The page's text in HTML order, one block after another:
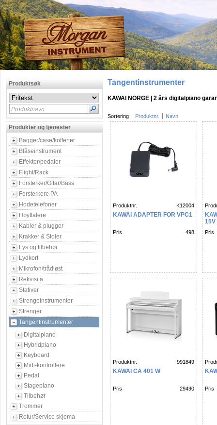
Produktsøk
Produktnavn
Produkter og tjenester
Bagger/case/kofferter
Blåseinstrument
Effekter/pedaler
Flight/Rack
Forsterker/Gitar/Bass
Forsterkere PA
Hodetelefoner
Høyttalere
Kabler & plugger
Krakker & Stoler
Lys og tilbehør
Lydkort
Mikrofon/trådløst
Rekvisita
Stativer
Strengeinstrumenter
Strenger
Tangentinstrumenter
Digitalpiano
Hybridpiano
Keyboard
Midi-kontrollere
Pedal
Stagepiano
Tilbehør
Trommer
Retur/Service skjema
Tangentinstrumenter
KAWAI NORGE | 2 års digitalpiano
Sortering Produktnr. Navn
Produktnr. K12004
KAWAI ADAPTER FOR VPC1
Pris 498
15V
Pris
Produktnr. 991849
KAWAI CA 401 W
Pris 29490 Pris